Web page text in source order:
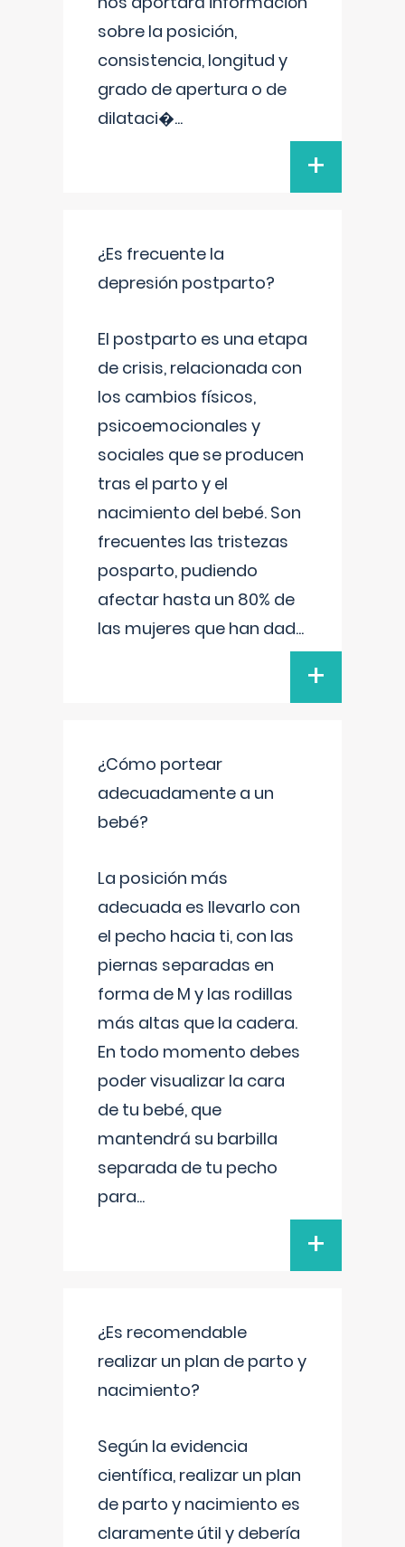
sobre la posición,
consistencia, longitud y
grado de apertura o de
dilataci�...
+
¿Es frecuente la
depresión postparto?
El postparto es una etapa
de crisis, relacionada con
los cambios físicos,
psicoemocionales y
sociales que se producen
tras el parto y el
nacimiento del bebé. Son
frecuentes las tristezas
posparto, pudiendo
afectar hasta un 80% de
las mujeres que han dad...
+
¿Cómo portear
adecuadamente a un
bebé?
La posición más
adecuada es llevarlo con
el pecho hacia ti, con las
piernas separadas en
forma de M y las rodillas
más altas que la cadera.
En todo momento debes
poder visualizar la cara
de tu bebé, que
mantendrá su barbilla
separada de tu pecho
para...
+
¿Es recomendable
realizar un plan de parto y
nacimiento?
Según la evidencia
científica, realizar un plan
de parto y nacimiento es
claramente útil y debería